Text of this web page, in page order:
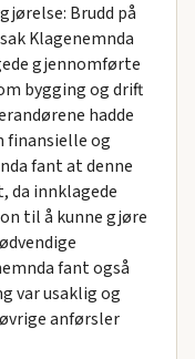
Brudd på
Klagenemnda
gjennomførte
bygging og drift
hadde
finansielle og
fant at denne
da innklagede
til å kunne gjøre
fant også
var usaklig og
anførsler